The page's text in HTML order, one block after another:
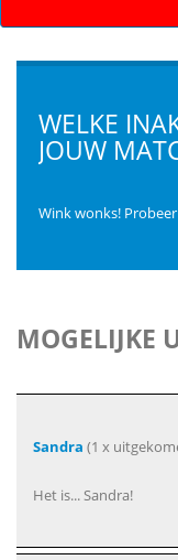
WELKE
JOUW
Wink wonks!
MOGELIJKE
Sandra (1 x
Het is... Sandra!